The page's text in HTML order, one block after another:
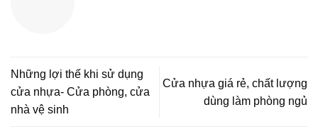
Những lợi thế khi sử dụng
cửa nhựa- Cửa phòng, cửa
nhà vệ sinh
Cửa nhựa giá rẻ, chất lượng
dùng làm phòng ngủ